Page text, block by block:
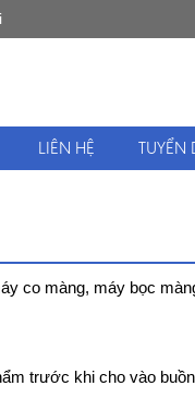
LIÊN HỆ TUYỂN
co màng, máy bọc
trước khi cho vào